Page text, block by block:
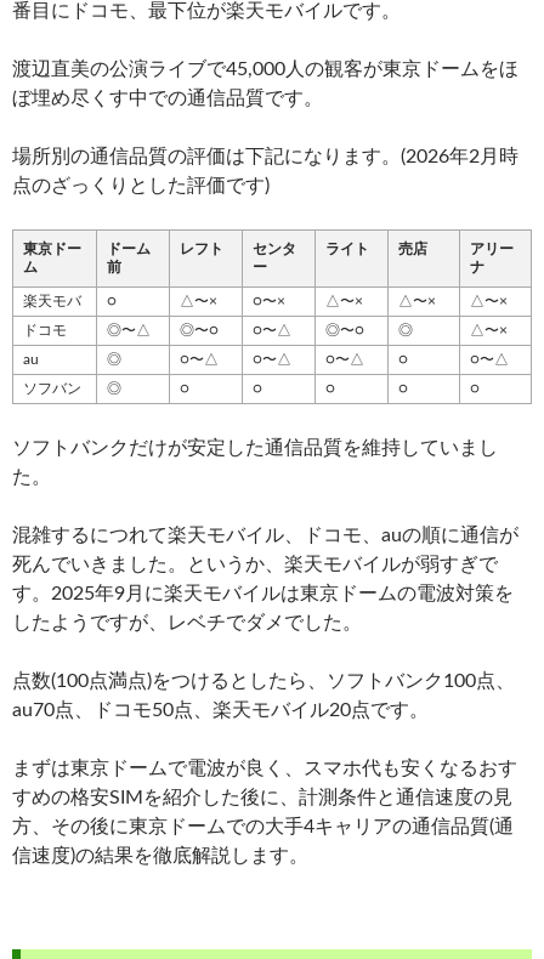
番目にドコモ、最下位が楽天モバイルです。
渡辺直美の公演ライブで45,000人の観客が東京ドームをほ
ぼ埋め尽くす中での通信品質です。
場所別の通信品質の評価は下記になります。(2026年2月時
点のざっくりとした評価です)
東京ドー
ム
ドーム
前
レフト
センタ
ー
ライト 売店
アリー
ナ
楽天モバ ○ △〜× ○〜× △〜× △〜×
△〜×
ドコモ
◎〜△ ◎〜○ ○〜△ ◎〜○ ◎
△〜×
au
◎ ○〜△ ○〜△ ○〜△ ○
○〜△
ソフバン
◎ ○ ○ ○ ○ ○
ソフトバンクだけが安定した通信品質を維持していまし
た。
混雑するにつれて楽天モバイル、ドコモ、auの順に通信が
死んでいきました。というか、楽天モバイルが弱すぎで
す。2025年9月に楽天モバイルは東京ドームの電波対策を
したようですが、レベチでダメでした。
点数(100点満点)をつけるとしたら、ソフトバンク100点、
au70点、ドコモ50点、楽天モバイル20点です。
まずは東京ドームで電波が良く、スマホ代も安くなるおす
すめの格安SIMを紹介した後に、計測条件と通信速度の見
方、その後に東京ドームでの大手4キャリアの通信品質(通
信速度)の結果を徹底解説します。